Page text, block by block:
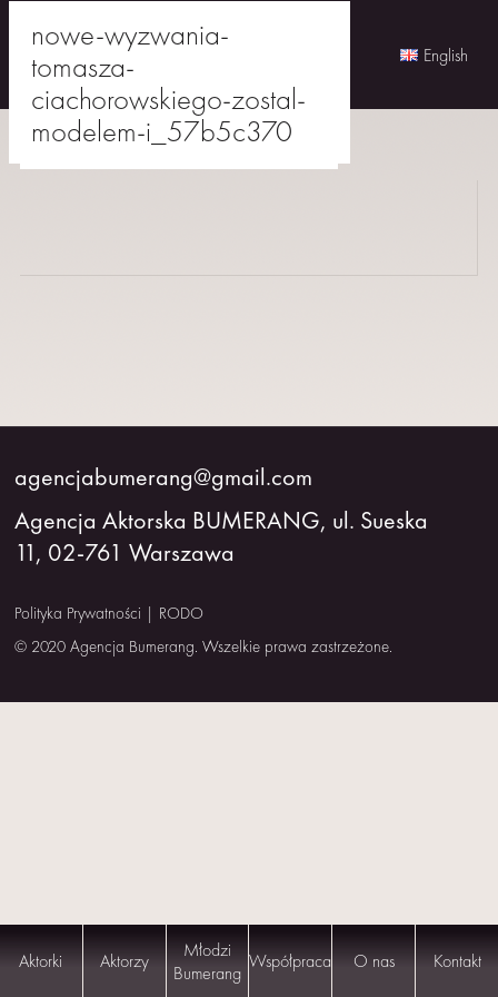
AKTORKI
WSPÓŁPRACA
O
NAS
Aktorki Aktorzy
Młodzi
Bumerang Współpraca O nas Kontakt
English
content
agencjabumerang@gmail.com
nowe-wyzwania-
tomasza-
ciachorowskiego-zostal-
modelem-i_57b5c370
agencjabumerang@gmail.com
Agencja Aktorska BUMERANG, ul. Sueska
11, 02-761 Warszawa
Polityka Prywatności | RODO
© 2020 Agencja Bumerang. Wszelkie prawa zastrzeżone.